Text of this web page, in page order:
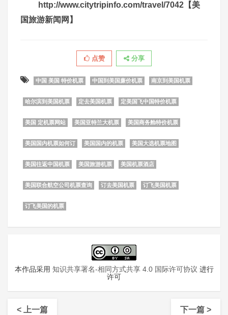
http://www.citytripinfo.com/travel/7042【美
国旅游新闻网】
点赞 分享
中国 美国 特价机票 中国到美国廉价机票 南京到美国机票
哈尔滨到美国机票 定去美国机票 定美国飞中国特价机票
美国 定机票网站 美国亚特兰大机票 美国商务舱特价机票
美国国内机票如何订 美国国内的机票 美国大选机票地图
美国往返中国机票 美国旅游机票 美国机票酒店
美国联合航空公司机票查询 订去美国机票 订飞美国机票
订飞美国的机票
本作品采用 知识共享署名-相同方式共享 4.0 国际许可协议 进行
许可
< 上一篇 下一篇 >